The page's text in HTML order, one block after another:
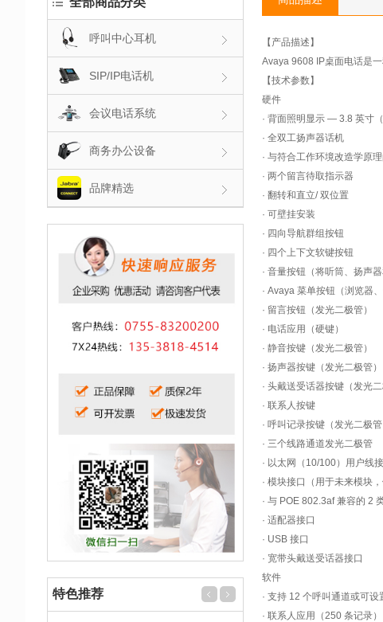
【产品描述】
Avaya 9608 IP桌面电话是
【技术参数】
硬件
· 背面照明显示 — 3.8 英寸
· 全双工扬声器话机
· 与符合工作环境改造学原
· 两个留言待取指示器
· 翻转和直立/ 双位置
· 可壁挂安装
· 四向导航群组按钮
· 四个上下文软键按钮
· 音量按钮（将听筒、扬声
· Avaya 菜单按钮（浏览器
· 留言按钮（发光二极管）
· 电话应用（硬键）
· 静音按键（发光二极管）
· 扬声器按键（发光二极管）
· 头戴送受话器按键（发光二
· 联系人按键
· 呼叫记录按键（发光二极管
· 三个线路通道发光二极管
· 以太网（10/100）用户线
· 模块接口（用于未来模块
· 与 POE 802.3af 兼容的 2
· 适配器接口
· USB 接口
· 宽带头戴送受话器接口
软件
· 支持 12 个呼叫通道或可设
· 联系人应用（250 条记录
呼叫中心耳机
SIP/IP电话机
会议电话系统
商务办公设备
品牌精选
特色推荐